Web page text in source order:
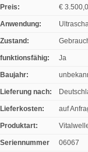
Preis: €
Anwendung:
Zustand:
funktionsfähig: Ja
Baujahr:
Lieferung nach:
Lieferkosten: auf
Produktart:
Seriennummer 06067